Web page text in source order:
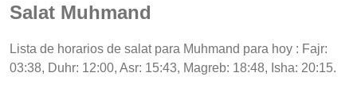
Salat Muhmand
Lista de horarios de salat para Muhmand para hoy : Fajr:
03:38, Duhr: 12:00, Asr: 15:43, Magreb: 18:48, Isha: 20:15.